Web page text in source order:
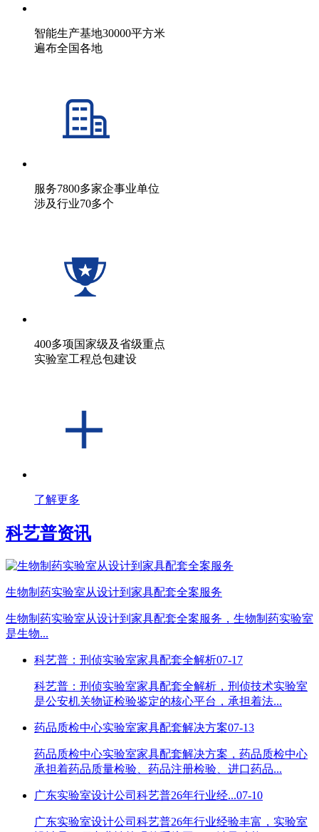
智能生产基地30000平方米
遍布全国各地
服务7800多家企事业单位
涉及行业70多个
400多项国家级及省级重点
实验室工程总包建设
了解更多
科艺普资讯
生物制药实验室从设计到家具配套全案服务
生物制药实验室从设计到家具配套全案服务，生物制药实验室
是生物...
科艺普：刑侦实验室家具配套全解析07-17
科艺普：刑侦实验室家具配套全解析，刑侦技术实验室
是公安机关物证检验鉴定的核心平台，承担着法...
药品质检中心实验室家具配套解决方案07-13
药品质检中心实验室家具配套解决方案，药品质检中心
承担着药品质量检验、药品注册检验、进口药品...
广东实验室设计公司科艺普26年行业经...07-10
广东实验室设计公司科艺普26年行业经验丰富，实验室